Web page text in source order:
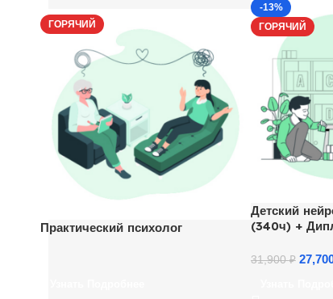
-13%
ГОРЯЧИЙ
Детский
(340ч) +
31,900₽
ГОРЯЧИЙ
Практический психолог